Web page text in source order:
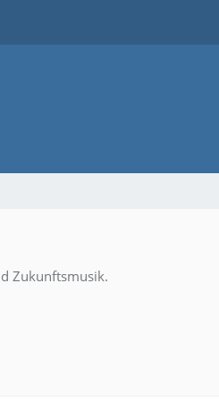
Zukunftsmusik.